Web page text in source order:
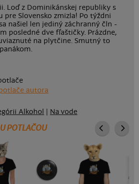
Loď z Dominikánskej republiky s
pre Slovensko zmizla! Po týždni
našiel len jediný záchranný čln -
posledné dve fľaštičky. Prázdne,
na plytčine. Smutný to
autora
Alkohol Na vode
POTLAČOU